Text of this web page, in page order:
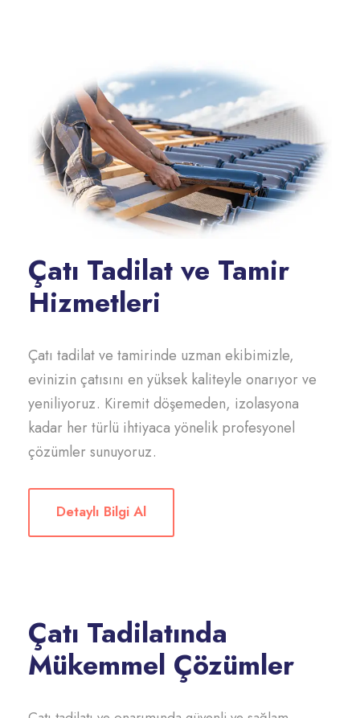
Çatı Tadilat ve Tamir
Hizmetleri
Çatı tadilat ve tamirinde uzman ekibimizle,
evinizin çatısını en yüksek kaliteyle onarıyor ve
yeniliyoruz. Kiremit döşemeden, izolasyona
kadar her türlü ihtiyaca yönelik profesyonel
çözümler sunuyoruz.
Detaylı Bilgi Al
Çatı Tadilatında
Mükemmel Çözümler